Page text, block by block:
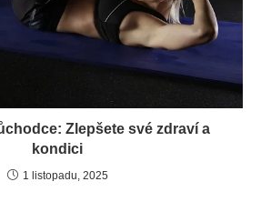
Zlepšete své zdraví a
kondici
1 listopadu, 2025